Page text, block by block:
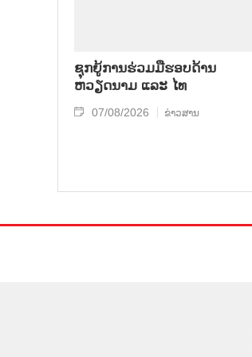
ຊຸກຍູ້ການຮ່ວມມືຮອບດ້ານ
ຫວຽດນາມ ແລະ ໄທ
07/08/2026 ຂ່າວສານ